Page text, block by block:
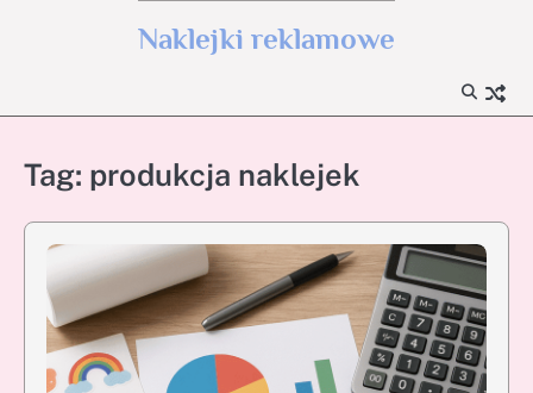
Naklejki reklamowe
Tag: produkcja naklejek